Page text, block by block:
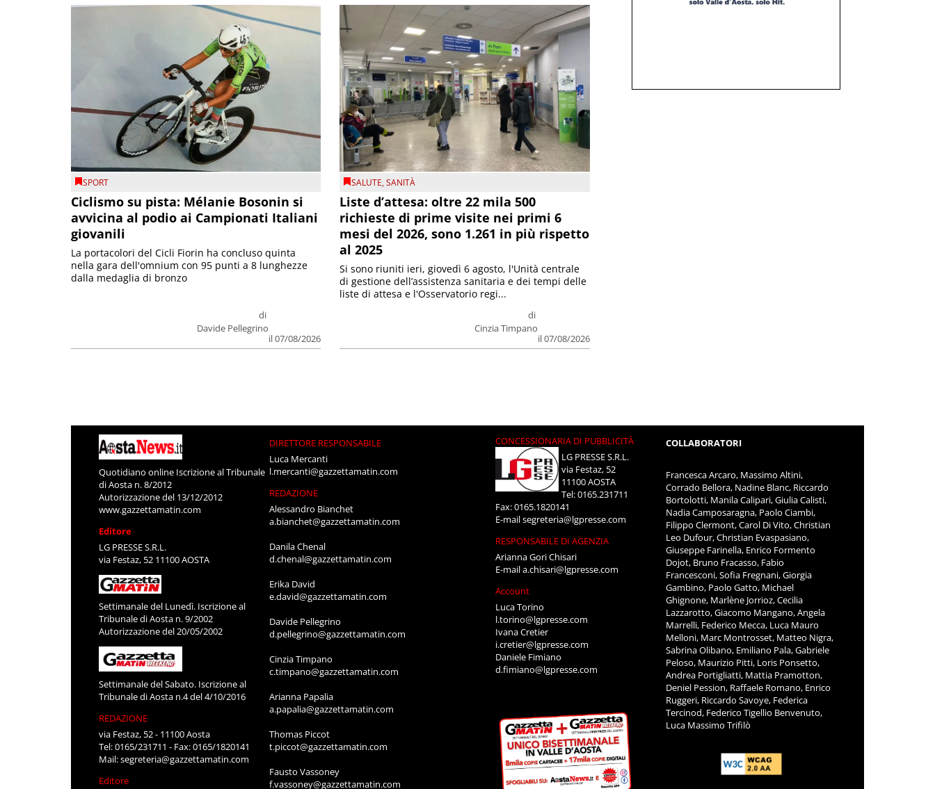
SPORT
Ciclismo su pista: Mélanie Bosonin si
avvicina al podio ai Campionati Italiani
giovanili
di
Davide Pellegrino
il 07/08/2026
La portacolori del Cicli Fiorin ha concluso quinta
nella gara dell'omnium con 95 punti a 8 lunghezze
dalla medaglia di bronzo
SALUTE,SANITÀ
Liste d’attesa: oltre 22 mila 500
richieste di prime visite nei primi 6
mesi del 2026, sono 1.261 in più rispetto
al 2025
di
Cinzia Timpano
il 07/08/2026
Si sono riuniti ieri, giovedì 6 agosto, l'Unità centrale
di gestione dell’assistenza sanitaria e dei tempi delle
liste di attesa e l'Osservatorio regi...
Quotidiano online Iscrizione al Tribunale
di Aosta n. 8/2012
Autorizzazione del 13/12/2012
www.gazzettamatin.com
Editore
LG PRESSE S.R.L.
via Festaz, 52 11100 AOSTA
Settimanale del Lunedì. Iscrizione al
Tribunale di Aosta n. 9/2002
Autorizzazione del 20/05/2002
Settimanale del Sabato. Iscrizione al
Tribunale di Aosta n.4 del 4/10/2016
REDAZIONE
via Festaz, 52 - 11100 Aosta
Tel: 0165/231711 - Fax: 0165/1820141
Mail:segreteria@gazzettamatin.com
Editore
DIRETTORE RESPONSABILE
Luca Mercanti
l.mercanti@gazzettamatin.com
REDAZIONE
Alessandro Bianchet
a.bianchet@gazzettamatin.com
Danila Chenal
d.chenal@gazzettamatin.com
Erika David
e.david@gazzettamatin.com
Davide Pellegrino
d.pellegrino@gazzettamatin.com
Cinzia Timpano
c.timpano@gazzettamatin.com
Arianna Papalia
a.papalia@gazzettamatin.com
Thomas Piccot
t.piccot@gazzettamatin.com
Fausto Vassoney
f.vassoney@gazzettamatin.com
CONCESSIONARIA DI PUBBLICITÀ
LG PRESSE S.R.L.
via Festaz, 52
11100 AOSTA
Tel: 0165.231711
Fax: 0165.1820141
E-mailsegreteria@lgpresse.com
RESPONSABILE DI AGENZIA
Arianna Gori Chisari
E-maila.chisari@lgpresse.com
Account
Luca Torino
l.torino@lgpresse.com
Ivana Cretier
i.cretier@lgpresse.com
Daniele Fimiano
d.fimiano@lgpresse.com
COLLABORATORI
Francesca Arcaro, Massimo Altini,
Corrado Bellora, Nadine Blanc, Riccardo
Bortolotti, Manila Calipari, Giulia Calisti,
Nadia Camposaragna, Paolo Ciambi,
Filippo Clermont, Carol Di Vito, Christian
Leo Dufour, Christian Evaspasiano,
Giuseppe Farinella, Enrico Formento
Dojot, Bruno Fracasso, Fabio
Francesconi, Sofia Fregnani, Giorgia
Gambino, Paolo Gatto, Michael
Ghignone, Marlène Jorrioz, Cecilia
Lazzarotto, Giacomo Mangano, Angela
Marrelli, Federico Mecca, Luca Mauro
Melloni, Marc Montrosset, Matteo Nigra,
Sabrina Olibano, Emiliano Pala, Gabriele
Peloso, Maurizio Pitti, Loris Ponsetto,
Andrea Portigliatti, Mattia Pramotton,
Deniel Pession, Raffaele Romano, Enrico
Ruggeri, Riccardo Savoye, Federica
Tercinod, Federico Tigellio Benvenuto,
Luca Massimo Trifilò